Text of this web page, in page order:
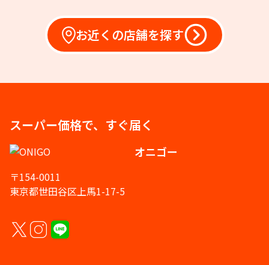
お近くの店舗を探す
スーパー価格で、すぐ届く
オニゴー
〒154-0011
東京都世田谷区上馬1-17-5